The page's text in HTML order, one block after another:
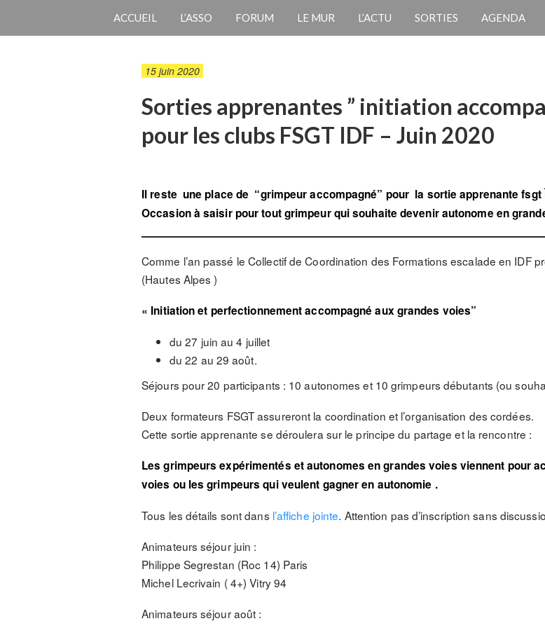
ACCUEIL L’ASSO FORUM LE MUR L’ACTU SORTIES AGENDA
15 juin 2020
Sorties apprenantes ” initiation
pour les clubs FSGT IDF – Juin 2020
Il reste une place de “grimpeur accompagné” pour la sortie apprenante
Occasion à saisir pour tout grimpeur qui souhaite devenir autonome en
Comme l’an passé le Collectif de Coordination des Formations escalade en IDF
(Hautes Alpes )
« Initiation et perfectionnement accompagné aux grandes voies”
du 27 juin au 4 juillet
du 22 au 29 août.
Séjours pour 20 participants : 10 autonomes et 10 grimpeurs débutants (ou
Deux formateurs FSGT assureront la coordination et l’organisation des cordées.
Cette sortie apprenante se déroulera sur le principe du partage et la rencontre :
Les grimpeurs expérimentés et autonomes en grandes voies viennent pour
voies ou les grimpeurs qui veulent gagner en autonomie .
Tous les détails sont dans l’affiche jointe. Attention pas d’inscription sans
Animateurs séjour juin :
Philippe Segrestan (Roc 14) Paris
Michel Lecrivain ( 4+) Vitry 94
Animateurs séjour août :